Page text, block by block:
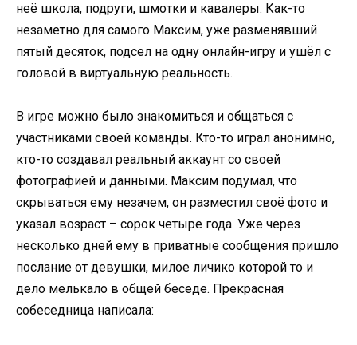
неё школа, подруги, шмотки и кавалеры. Как-то
незаметно для самого Максим, уже разменявший
пятый десяток, подсел на одну онлайн-игру и ушёл с
головой в виртуальную реальность.
В игре можно было знакомиться и общаться с
участниками своей команды. Кто-то играл анонимно,
кто-то создавал реальный аккаунт со своей
фотографией и данными. Максим подумал, что
скрываться ему незачем, он разместил своё фото и
указал возраст – сорок четыре года. Уже через
несколько дней ему в приватные сообщения пришло
послание от девушки, милое личико которой то и
дело мелькало в общей беседе. Прекрасная
собеседница написала: